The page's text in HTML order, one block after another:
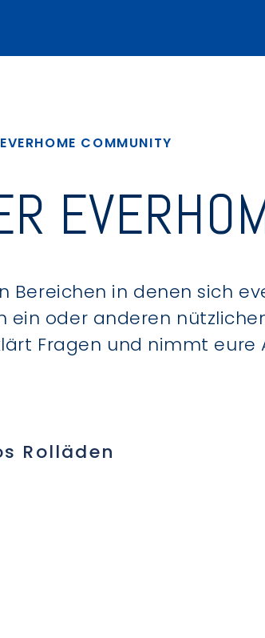
EVERHOME COMMUNITY
Bereichen in denen sich
oder anderen
Fragen und nimmt eure
Rolläden